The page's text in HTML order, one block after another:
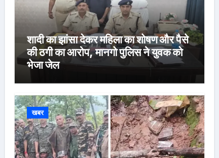
शादी का झांसा देकर महिला का शोषण और पैसे
की ठगी का आरोप, मानगो पुलिस ने युवक को
भेजा जेल
खबर